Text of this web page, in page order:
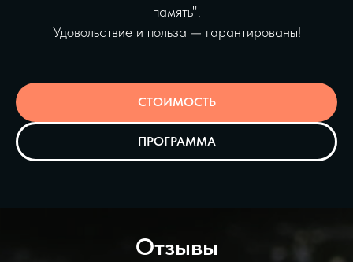
память".
Удовольствие и польза — гарантированы!
СТОИМОСТЬ
ПРОГРАММА
Отзывы